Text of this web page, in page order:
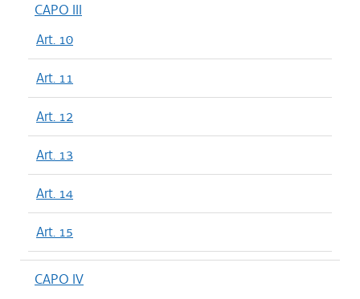
CAPO III
Art. 10
Art. 11
Art. 12
Art. 13
Art. 14
Art. 15
CAPO IV